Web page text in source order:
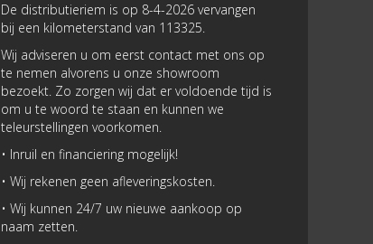
De distributieriem is op 8-4-2026 vervangen
bij een kilometerstand van 113325.
Wij adviseren u om eerst contact met ons op
te nemen alvorens u onze showroom
bezoekt. Zo zorgen wij dat er voldoende tijd is
om u te woord te staan en kunnen we
teleurstellingen voorkomen.
• Inruil en financiering mogelijk!
• Wij rekenen geen afleveringskosten.
• Wij kunnen 24/7 uw nieuwe aankoop op
naam zetten.